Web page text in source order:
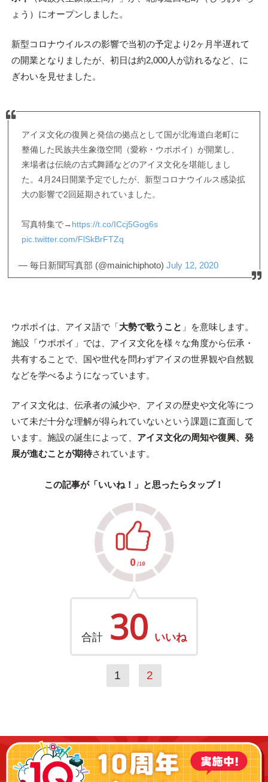
ょう）にオープンしました。
新型コロナウイルスの影響で当初の予定より2ヶ月半遅れて
の開業となりましたが、初日は約2,000人が訪れるなど、に
ぎわいを見せました。
アイヌ文化の復興と発信の拠点として国が北海道白老町に
整備した民族共生象徴空間（愛称・ウポポイ）が開業し、
来場者は伝統の古式舞踊などのアイヌ文化を堪能しまし
た。4月24日開業予定でしたが、新型コロナウイルス感染拡
大の影響で2回延期されていました。
写真特集で→ https://t.co/ICcj5Gog6s
pic.twitter.com/FlSkBrFTZq
— 毎日新聞写真部 (@mainichiphoto) July 12, 2020
ウポポイは、アイヌ語で「大勢で歌うこと 」を意味します。
施設「ウポポイ」では、アイヌ文化を様々な角度から伝承・
共有することで、国や世代を問わずアイヌの世界観や自然観
などを学べるようになっています。
アイヌ文化は、伝承者の減少や、アイヌの歴史や文化等につ
いて未だ十分な理解が得られていないという課題に直面して
います。施設の誕生によって、 アイヌ文化の周知や復興、発
展が進むことが期待されています。
この記事が「いいね！」と思ったらタップ！
合計 30 いいね
1 2